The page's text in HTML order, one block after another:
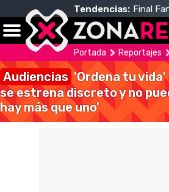
Tendencias: Final
Portada Reportajes
Audiencias 'Ordena tu vida'
se estrena discreto y no
hay más que uno'